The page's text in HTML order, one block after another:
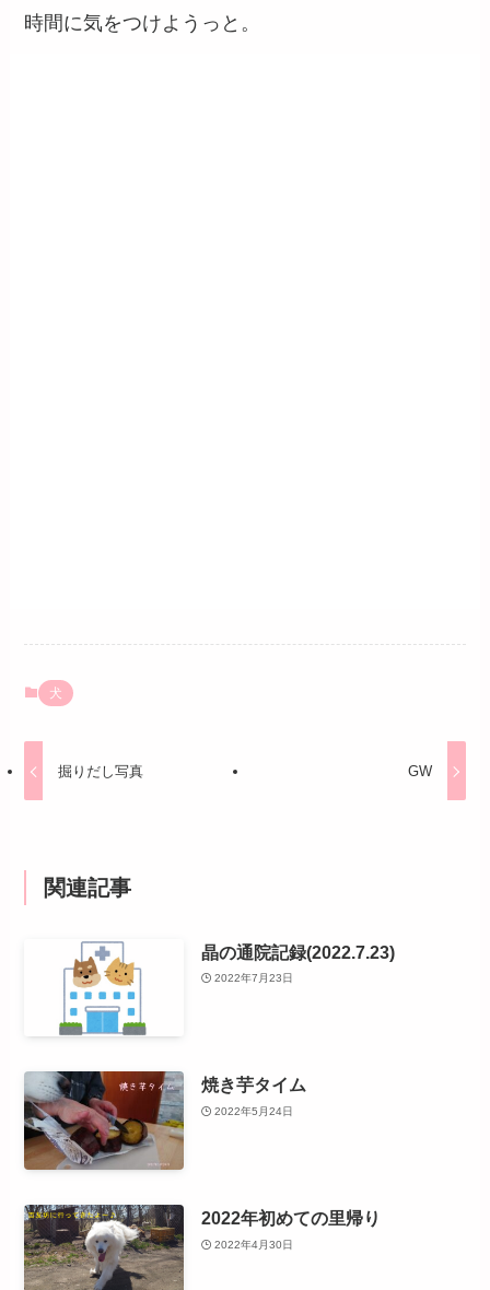
時間に気をつけようっと。
犬
掘りだし写真 GW
関連記事
晶の通院記録(2022.7.23)
2022年7月23日
焼き芋タイム
2022年5月24日
2022年初めての里帰り
2022年4月30日